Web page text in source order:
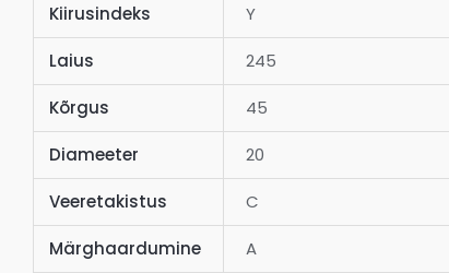
Kiirusindeks Y
Laius 245
Kõrgus 45
Diameeter 20
Veeretakistus C
Märghaardumine A